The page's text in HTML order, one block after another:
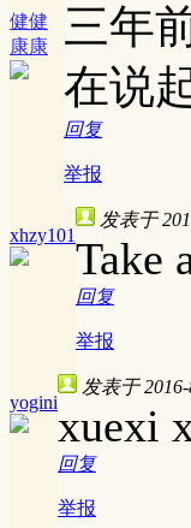
健健
康康
三年
在说
回复
举报
xhzy101
发表于
Take
回复
举报
yogini
发表于
xuexi
回复
举报